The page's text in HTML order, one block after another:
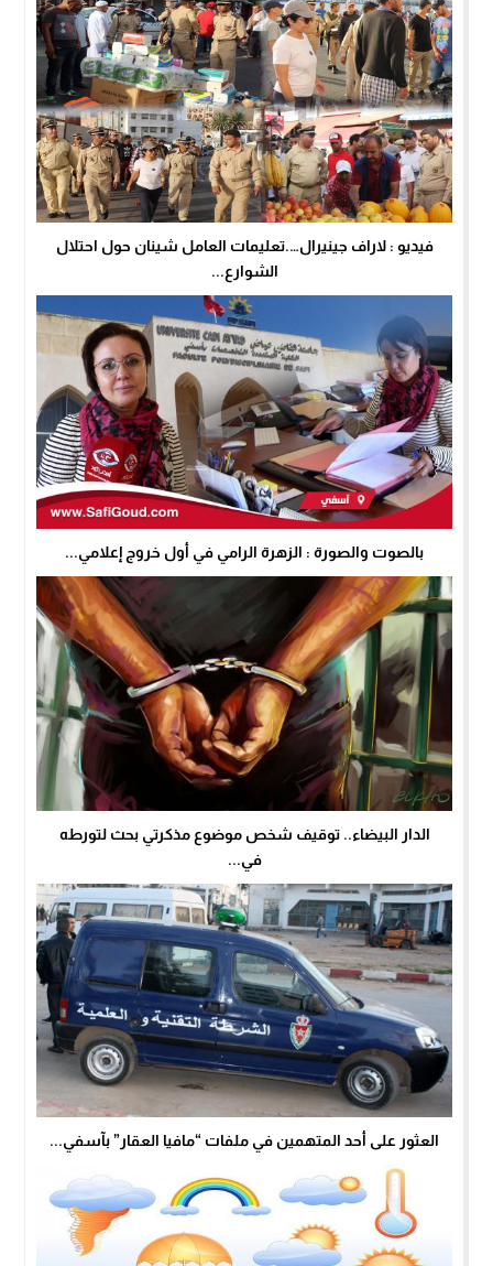
فيديو : لاراف جينيرال….تعليمات العامل شينان حول احتلال
الشوارع...
بالصوت والصورة : الزهرة الرامي في أول خروج إعلامي...
الدار البيضاء.. توقيف شخص موضوع مذكرتي بحث لتورطه
في...
العثور على أحد المتهمين في ملفات “مافيا العقار” بآسفي...